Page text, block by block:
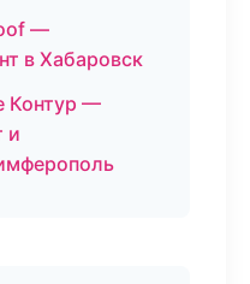
—
в Хабаровск
Контур —
и